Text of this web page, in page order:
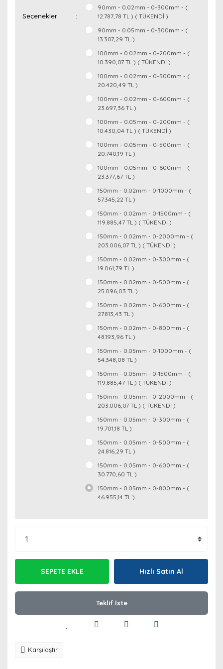
Seçenekler
90mm - 0.02mm - 0-300mm - (
12.787,78 TL ) ( TÜKENDİ )
90mm - 0.05mm - 0-300mm - (
13.307,29 TL )
100mm - 0.02mm - 0-200mm - (
10.390,07 TL ) ( TÜKENDİ )
100mm - 0.02mm - 0-500mm - (
20.420,49 TL )
100mm - 0.02mm - 0-600mm - (
23.697,36 TL )
100mm - 0.05mm - 0-200mm - (
10.430,04 TL ) ( TÜKENDİ )
100mm - 0.05mm - 0-500mm - (
20.740,19 TL )
100mm - 0.05mm - 0-600mm - (
23.377,67 TL )
150mm - 0.02mm - 0-1000mm - (
57.345,22 TL )
150mm - 0.02mm - 0-1500mm - (
119.885,47 TL ) ( TÜKENDİ )
150mm - 0.02mm - 0-2000mm - (
203.006,07 TL ) ( TÜKENDİ )
150mm - 0.02mm - 0-300mm - (
19.061,79 TL )
150mm - 0.02mm - 0-500mm - (
25.096,03 TL )
150mm - 0.02mm - 0-600mm - (
27.813,43 TL )
150mm - 0.02mm - 0-800mm - (
48.193,96 TL )
150mm - 0.05mm - 0-1000mm - (
54.348,08 TL )
150mm - 0.05mm - 0-1500mm - (
119.885,47 TL ) ( TÜKENDİ )
150mm - 0.05mm - 0-2000mm - (
203.006,07 TL ) ( TÜKENDİ )
150mm - 0.05mm - 0-300mm - (
19.701,18 TL )
150mm - 0.05mm - 0-500mm - (
24.816,29 TL )
150mm - 0.05mm - 0-600mm - (
30.770,60 TL )
150mm - 0.05mm - 0-800mm - (
46.955,14 TL )
SEPETE EKLE Hızlı Satın Al
Teklif İste
Karşılaştır